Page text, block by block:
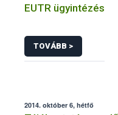
EUTR ügyintézés
TOVÁBB >
2014. október 6, hétfő